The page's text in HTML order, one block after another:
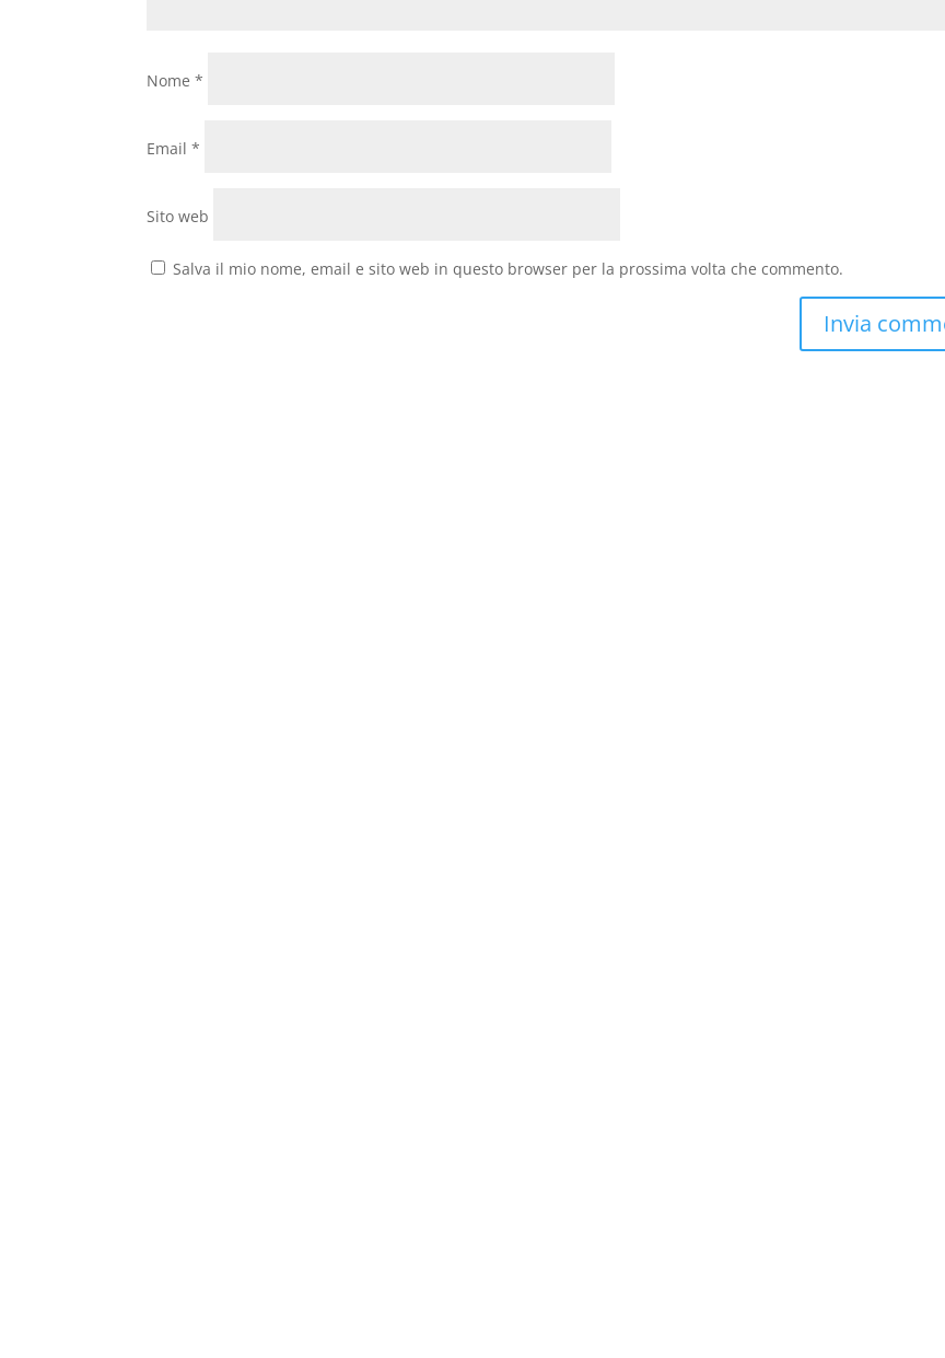
Nome*
Email*
Sito web
Salva il mio nome, email e sito web in questo browser per la prossima volta che commento.